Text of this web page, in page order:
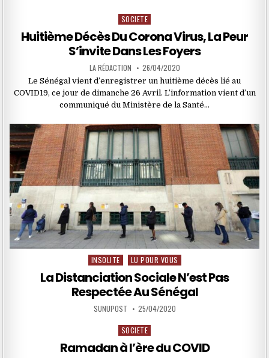
Posted
in
SOCIETE
Huitième Décès Du Corona Virus, La Peur
S’invite Dans Les Foyers
LA RÉDACTION 26/04/2020
Le Sénégal vient d’enregistrer un huitième décès lié au
COVID19, ce jour de dimanche 26 Avril. L’information vient d’un
communiqué du Ministère de la Santé…
Posted
INSOLITE LU POUR VOUS
La Distanciation Sociale N’est Pas
Respectée Au Sénégal
SUNUPOST 25/04/2020
Posted
in
SOCIETE
Ramadan à l’ère du COVID